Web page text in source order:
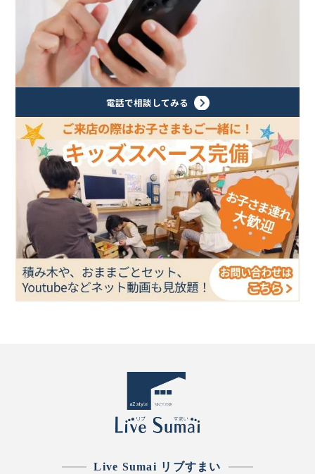
電話で相談してみる
Live Sumai リブすまい